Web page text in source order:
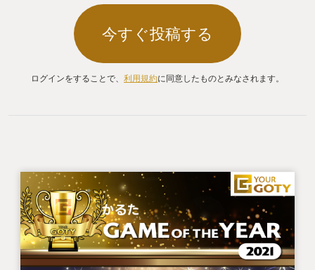
今すぐ投稿する
ログインをすることで、 利用規約に同意したものとみなされます。